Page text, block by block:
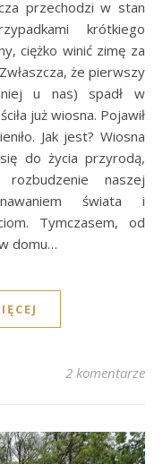
przechodzi w stan
krótkiego
ciężko winić zimę za
że pierwszy
u nas) spadł w
już wiosna. Pojawił
Jak jest? Wiosna
do życia przyrodą,
naszej
świata i
Tymczasem, od
domu…
2 komentarze